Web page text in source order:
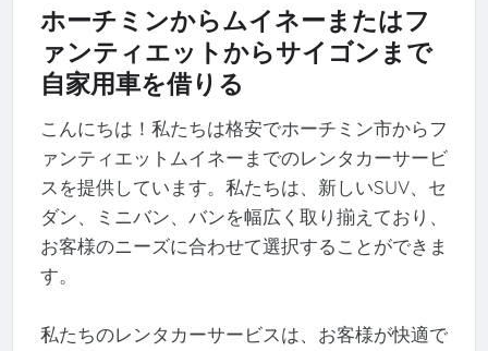
ホーチミンからムイネーまたはフ
ァンティエットからサイゴンまで
自家用車を借りる
こんにちは！私たちは格安でホーチミン市からフ
ァンティエットムイネーまでのレンタカーサービ
スを提供しています。私たちは、新しいSUV、セ
ダン、ミニバン、バンを幅広く取り揃えており、
お客様のニーズに合わせて選択することができま
す。
私たちのレンタカーサービスは、お客様が快適で